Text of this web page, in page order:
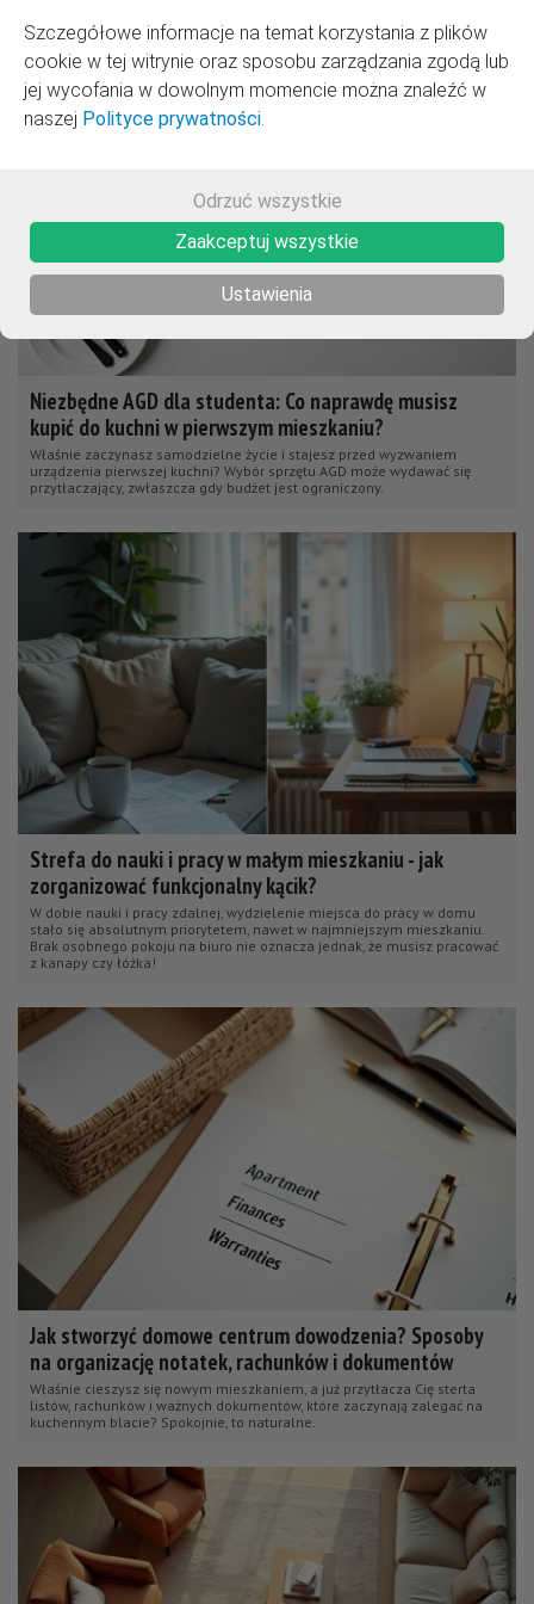
wyzwanie dla każdego, kto dopiero zaczyna samodzielne życie.
Niezbędne AGD dla studenta: Co naprawdę musisz
kupić do kuchni w pierwszym mieszkaniu?
Właśnie zaczynasz samodzielne życie i stajesz przed wyzwaniem
urządzenia pierwszej kuchni? Wybór sprzętu AGD może wydawać się
przytłaczający, zwłaszcza gdy budżet jest ograniczony.
Strefa do nauki i pracy w małym mieszkaniu - jak
zorganizować funkcjonalny kącik?
W dobie nauki i pracy zdalnej, wydzielenie miejsca do pracy w domu
stało się absolutnym priorytetem, nawet w najmniejszym mieszkaniu.
Brak osobnego pokoju na biuro nie oznacza jednak, że musisz pracować
z kanapy czy łóżka!
Jak stworzyć domowe centrum dowodzenia? Sposoby
na organizację notatek, rachunków i dokumentów
Właśnie cieszysz się nowym mieszkaniem, a już przytłacza Cię sterta
listów, rachunków i ważnych dokumentów, które zaczynają zalegać na
kuchennym blacie? Spokojnie, to naturalne.
Szczegółowe informacje na temat korzystania z plików
cookie w tej witrynie oraz sposobu zarządzania zgodą lub
jej wycofania w dowolnym momencie można znaleźć w
naszej Polityce prywatności
Odrzuć wszystkie
Zaakceptuj wszystkie
Ustawienia